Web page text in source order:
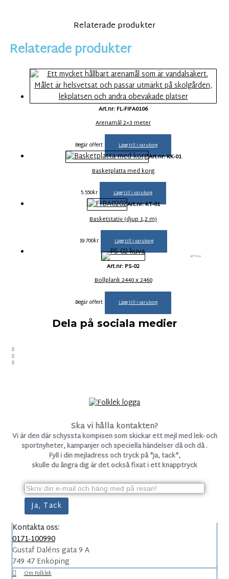
Relaterade produkter
Relaterade produkter
Art.nr: FL-FIFA0106
Arenamål 2×3 meter
Begär offert Lägg till i varukorg
Art.nr: KK-01
Basketplatta med korg
5.550kr Lägg till i varukorg
Art.nr: KT-01
Basketstativ (djup 1,2 m)
19.700kr Lägg till i varukorg
Art.nr: PS-02
Bollplank 2440 x 2460
Begär offert Lägg till i varukorg
Dela på sociala medier
Ska vi hålla kontakten?
Vi är den där schyssta kompisen som skickar ett mejl med lek- och
sportnyheter, kampanjer och speciella händelser då och då .
Fyll i din mejladress och tryck på "ja, tack",
skulle du ångra dig är det också fixat i ett knapptryck
Kontakta oss:
0171-100990
Gustaf Daléns gata 9 A
749 47 Enköping
Om Folklek